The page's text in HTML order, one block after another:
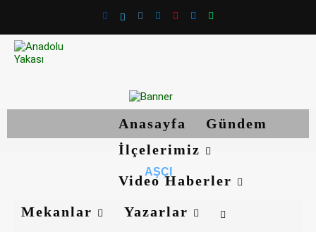
Anasayfa
Gündem
İlçelerimiz
Video Haberler
Mekanlar
Yazarlar
AŞÇI